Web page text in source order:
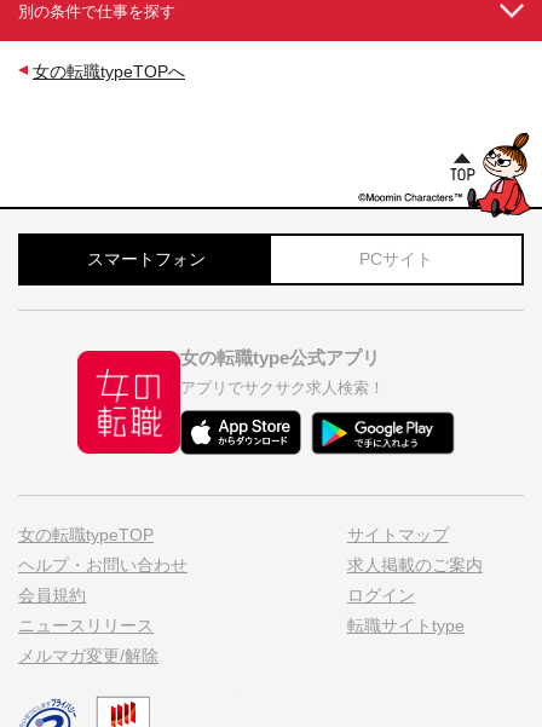
別の条件で仕事を探す
女の転職typeTOPへ
スマートフォン PCサイト
女の転職type公式アプリ
アプリでサクサク求人検索！
女の転職typeTOP
ヘルプ・お問い合わせ
会員規約
ニュースリリース
メルマガ変更/解除
サイトマップ
求人掲載のご案内
ログイン
転職サイトtype